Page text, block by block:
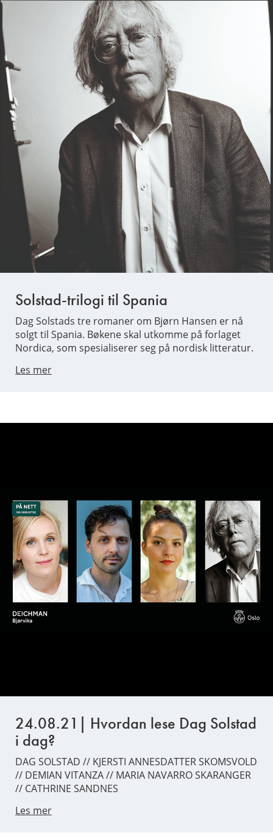
Solstad-trilogi til Spania
Dag Solstads tre romaner om Bjørn Hansen er nå
solgt til Spania. Bøkene skal utkomme på forlaget
Nordica, som spesialiserer seg på nordisk litteratur.
Les mer
24.08.21| Hvordan lese Dag Solstad
i dag?
DAG SOLSTAD // KJERSTI ANNESDATTER SKOMSVOLD
// DEMIAN VITANZA // MARIA NAVARRO SKARANGER
// CATHRINE SANDNES
Les mer